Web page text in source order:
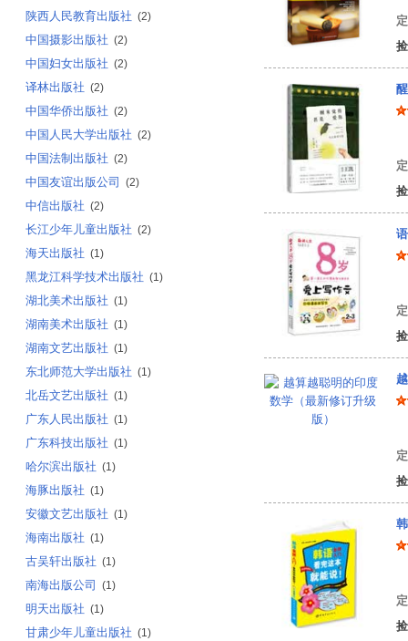
陕西人民教育出版社 (2)
中国摄影出版社 (2)
中国妇女出版社 (2)
译林出版社 (2)
中国华侨出版社 (2)
中国人民大学出版社 (2)
中国法制出版社 (2)
中国友谊出版公司 (2)
中信出版社 (2)
长江少年儿童出版社 (2)
海天出版社 (1)
黑龙江科学技术出版社 (1)
湖北美术出版社 (1)
湖南美术出版社 (1)
湖南文艺出版社 (1)
东北师范大学出版社 (1)
北岳文艺出版社 (1)
广东人民出版社 (1)
广东科技出版社 (1)
哈尔滨出版社 (1)
海豚出版社 (1)
安徽文艺出版社 (1)
海南出版社 (1)
古吴轩出版社 (1)
南海出版公司 (1)
明天出版社 (1)
甘肃少年儿童出版社 (1)